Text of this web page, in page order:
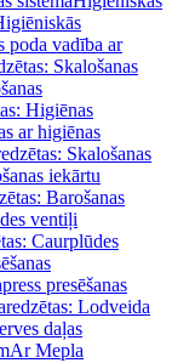
poda vadība ar
Skalošanas
Higiēnas
ar higiēnas
Skalošanas
iekārtu
Barošanas
ventiļi
Caurplūdes
presēšanas
Lodveida
daļas
Ar Mepla